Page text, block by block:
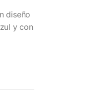
diseño
y con